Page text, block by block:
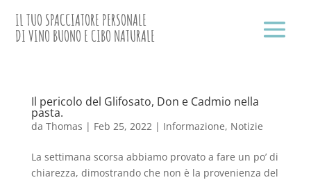
IL TUO SPACCIATORE PERSONALE
DI VINO BUONO E CIBO NATURALE
Il pericolo del Glifosato, Don e Cadmio nella
pasta.
da Thomas | Feb 25, 2022| Informazione, Notizie
La settimana scorsa abbiamo provato a fare un po’ di
chiarezza, dimostrando che non è la provenienza del